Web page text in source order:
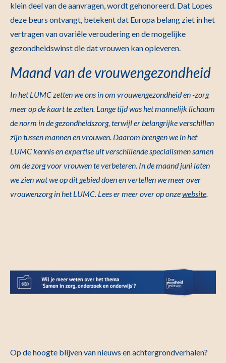
klein deel van de aanvragen, wordt gehonoreerd. Dat Lopes
deze beurs ontvangt, betekent dat Europa belang ziet in het
vertragen van ovariële veroudering en de mogelijke
gezondheidswinst die dat vrouwen kan opleveren.
Maand van de vrouwengezondheid
In het LUMC zetten we ons in om vrouwengezondheid en -zorg
meer op de kaart te zetten. Lange tijd was het mannelijk lichaam
de norm in de gezondheidszorg, terwijl er belangrijke verschillen
zijn tussen mannen en vrouwen. Daarom brengen we in het
LUMC kennis en expertise uit verschillende specialismen samen
om de zorg voor vrouwen te verbeteren. In de maand juni laten
we zien wat we op dit gebied doen en vertellen we meer over
vrouwenzorg in het LUMC. Lees er meer over op onzewebsite.
Op de hoogte blijven van nieuws en achtergrondverhalen?